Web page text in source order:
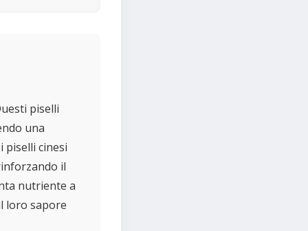
piselli
una
piselli cinesi
il
nutriente a
loro sapore